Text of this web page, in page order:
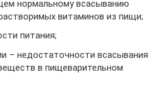
нормальному всасыванию
витаминов из пищи;
питания;
– недостаточности всасывания
в пищеварительном